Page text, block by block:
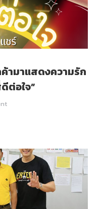
ามาแสดงความรัก
ต่อใจ”